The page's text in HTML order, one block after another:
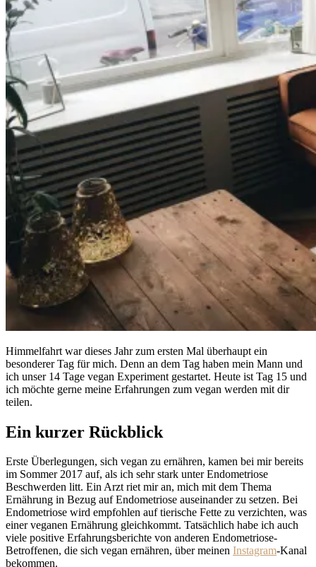
Himmelfahrt war dieses Jahr zum ersten Mal überhaupt ein
besonderer Tag für mich. Denn an dem Tag haben mein Mann und
ich unser 14 Tage vegan Experiment gestartet. Heute ist Tag 15 und
ich möchte gerne meine Erfahrungen zum vegan werden mit dir
teilen.
Ein kurzer Rückblick
Erste Überlegungen, sich vegan zu ernähren, kamen bei mir bereits
im Sommer 2017 auf, als ich sehr stark unter Endometriose
Beschwerden litt. Ein Arzt riet mir an, mich mit dem Thema
Ernährung in Bezug auf Endometriose auseinander zu setzen. Bei
Endometriose wird empfohlen auf tierische Fette zu verzichten, was
einer veganen Ernährung gleichkommt. Tatsächlich habe ich auch
viele positive Erfahrungsberichte von anderen Endometriose-
Betroffenen, die sich vegan ernähren, über meinen Instagram-Kanal
bekommen.